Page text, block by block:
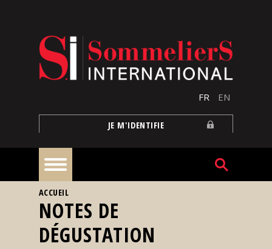
FR EN
JE M'IDENTIFIE
À
la
une
VOUS ÊTES ICI
ACCUEIL
NOTES DE
DÉGUSTATION